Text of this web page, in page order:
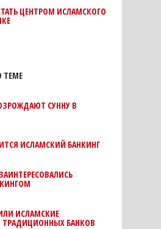
ЦЕНТРОМ ИСЛАМСКОГО
ТЕМЕ
СУННУ В
ИСЛАМСКИЙ БАНКИНГ
ИСЛАМСКИЕ
ТРАДИЦИОННЫХ БАНКОВ